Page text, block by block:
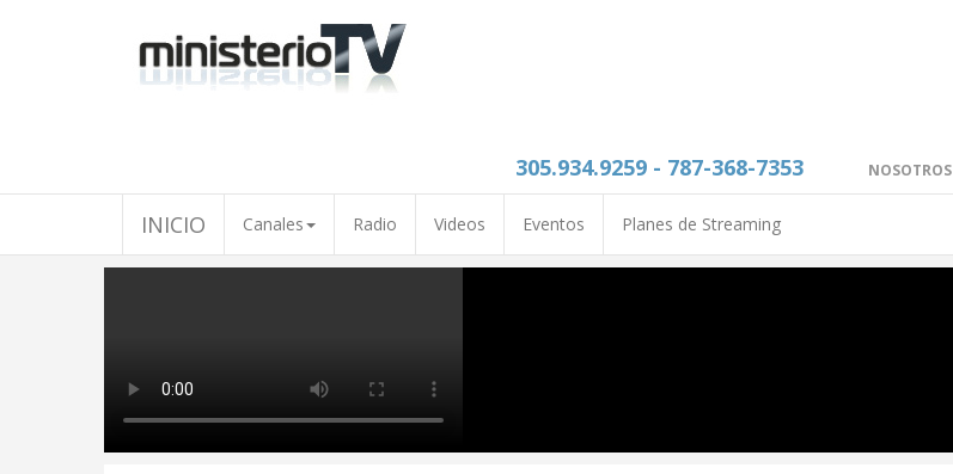
305.934.9259 - 787-368-7353 NOSOTROS
INICIO Canales Radio Videos Eventos Planes de Streaming